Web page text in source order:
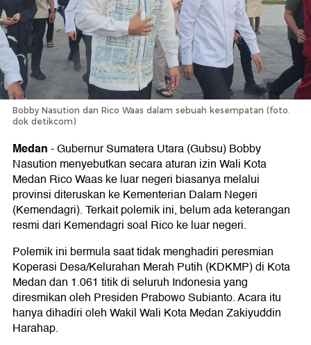
Bobby Nasution dan Rico Waas dalam sebuah kesempatan (foto.
dok detikcom)
Medan-Gubernur Sumatera Utara (Gubsu) Bobby
Nasution menyebutkan secara aturan izin Wali Kota
Medan Rico Waas ke luar negeri biasanya melalui
provinsi diteruskan ke Kementerian Dalam Negeri
(Kemendagri). Terkait polemik ini, belum ada keterangan
resmi dari Kemendagri soal Rico ke luar negeri.
Polemik ini bermula saat tidak menghadiri peresmian
Koperasi Desa/Kelurahan Merah Putih (KDKMP) di Kota
Medan dan 1.061 titik di seluruh Indonesia yang
diresmikan oleh Presiden Prabowo Subianto. Acara itu
hanya dihadiri oleh Wakil Wali Kota Medan Zakiyuddin
Harahap.